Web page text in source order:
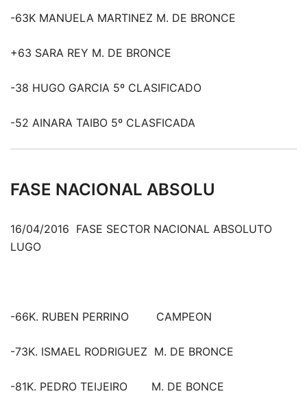
-63K MANUELA MARTINEZ M. DE BRONCE
+63 SARA REY M. DE BRONCE
-38 HUGO GARCIA 5º CLASIFICADO
-52 AINARA TAIBO 5º CLASFICADA
FASE NACIONAL ABSOLU
16/04/2016 FASE SECTOR NACIONAL ABSOLUTO
LUGO
-66K. RUBEN PERRINO CAMPEON
-73K. ISMAEL RODRIGUEZ M. DE BRONCE
-81K. PEDRO TEIJEIRO M. DE BONCE